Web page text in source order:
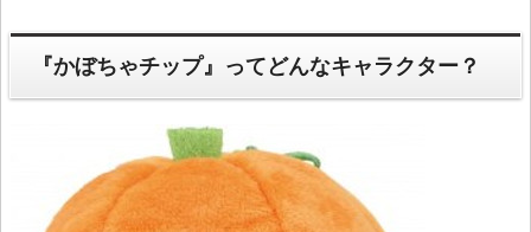
『かぼちゃチップ』ってどんなキャラクター？